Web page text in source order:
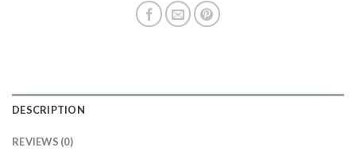
DESCRIPTION
REVIEWS (0)